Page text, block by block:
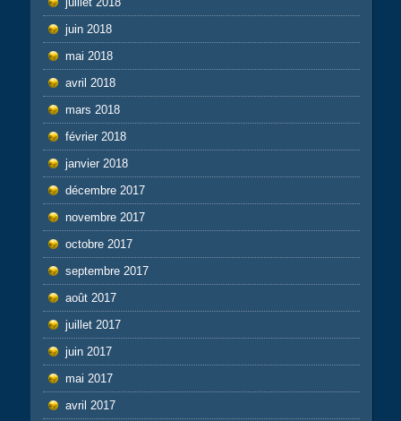
juin 2018
mai 2018
avril 2018
mars 2018
février 2018
janvier 2018
décembre 2017
novembre 2017
octobre 2017
septembre 2017
août 2017
juillet 2017
juin 2017
mai 2017
avril 2017